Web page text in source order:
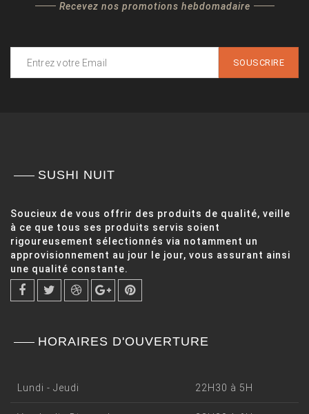
Recevez nos promotions hebdomadaire
SOUSCRIRE
SUSHI NUIT
Soucieux de vous offrir des produits de qualité, veille
à ce que tous ses produits servis soient
rigoureusement sélectionnés via notamment un
approvisionnement au jour le jour, vous assurant ainsi
une qualité constante.
HORAIRES D'OUVERTURE
Lundi - Jeudi 22H30 à 5H